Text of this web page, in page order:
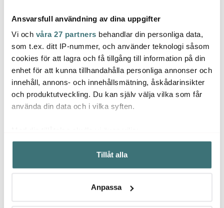
Ansvarsfull användning av dina uppgifter
Vi och våra 27 partners behandlar din personliga data,
som t.ex. ditt IP-nummer, och använder teknologi såsom
cookies för att lagra och få tillgång till information på din
enhet för att kunna tillhandahålla personliga annonser och
innehåll, annons- och innehållsmätning, åskådarinsikter
och produktutveckling. Du kan själv välja vilka som får
använda din data och i vilka syften.
Samla in information om din geografiska plats som
kan ha en noggrannhet på upp till flera meter
Identifiera din enhet genom att aktivt skanna den för
Ta reda på mer om hur dina personliga uppgifter
Tillåt alla
Anpassa
Gastromax
Måttkanna 0,5 L
59 kr
Eva Trio
Legio Nova Skålset 3-
pack Vit
1099 kr
Wmf
Profi
Låt dig inspireras av våra kunder